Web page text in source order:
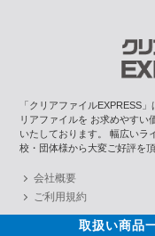
「クリアファイルEXPRESS
リアファイルを お求めやすい
いたしております。 幅広いラ
校・団体様から大変ご好評を
会社概要
ご利用規約
取扱い商品